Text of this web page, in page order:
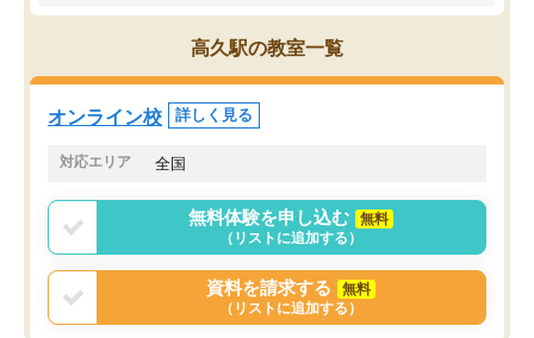
のも重宝しています。
高久駅の教室一覧
オンライン校 詳しく見る
対応エリア 全国
無料体験を申し込む
無料
（リストに追加する）
資料を請求する
無料
（リストに追加する）